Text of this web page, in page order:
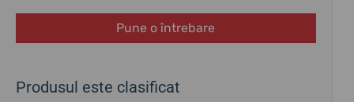
Pune o întrebare
Produsul este clasificat